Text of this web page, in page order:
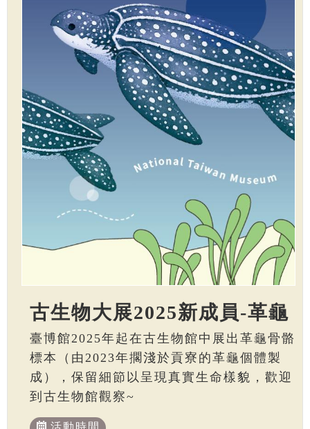
古生物大展2025新成員-革龜
臺博館2025年起在古生物館中展出革龜骨骼
標本（由2023年擱淺於貢寮的革龜個體製
成），保留細節以呈現真實生命樣貌，歡迎
到古生物館觀察~